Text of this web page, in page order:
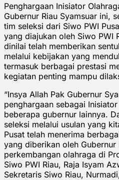
Penghargaan Inisiator
Gubernur Riau Syamsuar ini,
tim seleksi dari Siwo PWI
yang diajukan oleh Siwo PWI
dinilai telah memberikan
melalui kebijakan yang
termasuk berbagai prestasi
kegiatan penting mampu
“Insya Allah Pak Gubernur
penghargaan sebagai
beberapa gubernur lainnya.
seleksi melalui usulan yang
Pusat telah menerima
yang diberikan oleh Gubernur
perkembangan olahraga di
Siwo PWI Riau, Raja Isyam
Sekretaris Siwo Riau,